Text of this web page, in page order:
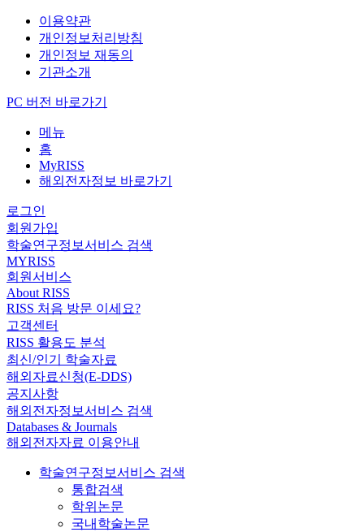
이용약관
개인정보처리방침
개인정보 재동의
기관소개
PC 버전 바로가기
메뉴
홈
MyRISS
해외전자정보 바로가기
로그인
회원가입
학술연구정보서비스 검색
MYRISS
회원서비스
About RISS
RISS 처음 방문 이세요?
고객센터
RISS 활용도 분석
최신/인기 학술자료
해외자료신청(E-DDS)
공지사항
해외전자정보서비스 검색
Databases & Journals
해외전자자료 이용안내
학술연구정보서비스 검색
통합검색
학위논문
국내학술논문